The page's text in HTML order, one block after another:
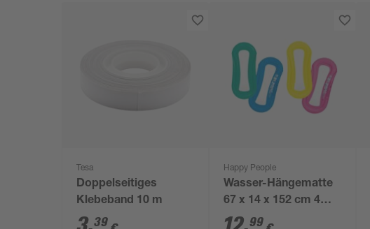
Tesa
Doppelseitiges
Klebeband 10 m
39
Happy People
Wasser-Hängematte
67 x 14 x 152 cm 4
Farben sortiert
99